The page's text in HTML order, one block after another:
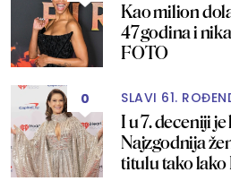
Kao milion
47 godina i
FOTO
0 SLAVI 61.
I u 7. deceniji
Najzgodnija
titulu tako lako